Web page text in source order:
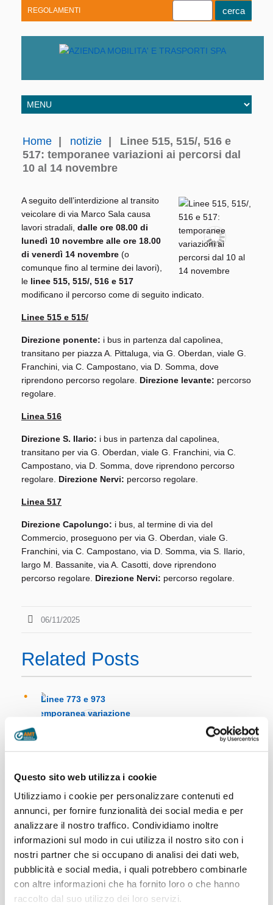
Questo sito web utilizza i cookie
Utilizziamo i cookie per personalizzare contenuti ed
annunci, per fornire funzionalità dei social media e per
analizzare il nostro traffico. Condividiamo inoltre
informazioni sul modo in cui utilizza il nostro sito con i
nostri partner che si occupano di analisi dei dati web,
pubblicità e social media, i quali potrebbero combinarle
con altre informazioni che ha fornito loro o che hanno
raccolto dal suo utilizzo dei loro servizi.
REGOLAMENTI
Home notizie
Linee 515, 515/, 516 e
517: temporanee variazioni ai percorsi dal
10 al 14 novembre
A seguito dell’interdizione al transito
veicolare di via Marco Sala causa
lavori stradali, dalle ore 08.00 di
lunedì 10 novembre alle ore 18.00
di venerdì 14 novembre (o
comunque fino al termine dei lavori),
le linee 515, 515/, 516 e 517
modificano il percorso come di seguito indicato.
Linee 515 e 515/
Direzione ponente: i bus in partenza dal capolinea,
transitano per piazza A. Pittaluga, via G. Oberdan, viale G.
Franchini, via C. Campostano, via D. Somma, dove
riprendono percorso regolare. Direzione levante: percorso
regolare.
Linea 516
Direzione S. Ilario: i bus in partenza dal capolinea,
transitano per via G. Oberdan, viale G. Franchini, via C.
Campostano, via D. Somma, dove riprendono percorso
regolare. Direzione Nervi: percorso regolare.
Linea 517
Direzione Capolungo: i bus, al termine di via del
Commercio, proseguono per via G. Oberdan, viale G.
Franchini, via C. Campostano, via D. Somma, via S. Ilario,
largo M. Bassanite, via A. Casotti, dove riprendono
percorso regolare. Direzione Nervi: percorso regolare.
06/11/2025
Related Posts
temporanea variazione di
domenica 2 agosto
Linea 880 temporanea
variazione di percorso